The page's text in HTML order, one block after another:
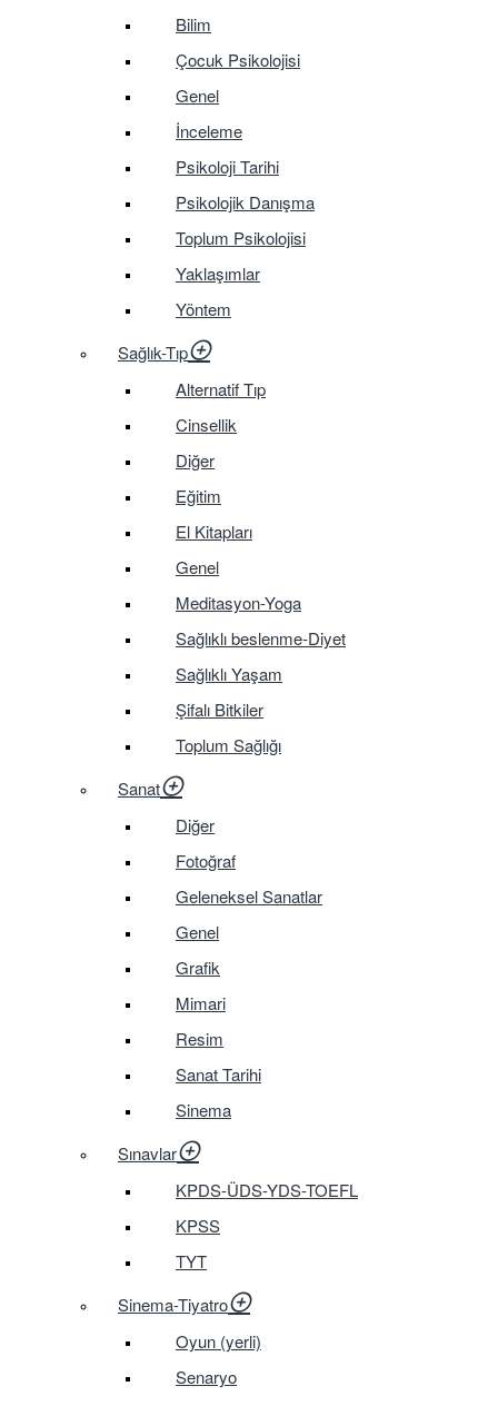
Bilim
Çocuk Psikolojisi
Genel
İnceleme
Psikoloji Tarihi
Psikolojik Danışma
Toplum Psikolojisi
Yaklaşımlar
Yöntem
Sağlık-Tıp
Alternatif Tıp
Cinsellik
Diğer
Eğitim
El Kitapları
Genel
Meditasyon-Yoga
Sağlıklı beslenme-Diyet
Sağlıklı Yaşam
Şifalı Bitkiler
Toplum Sağlığı
Sanat
Diğer
Fotoğraf
Geleneksel Sanatlar
Genel
Grafik
Mimari
Resim
Sanat Tarihi
Sinema
Sınavlar
KPDS-ÜDS-YDS-TOEFL
KPSS
TYT
Sinema-Tiyatro
Oyun (yerli)
Senaryo